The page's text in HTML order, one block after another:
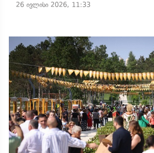
26 ივლისი 2026, 11:33